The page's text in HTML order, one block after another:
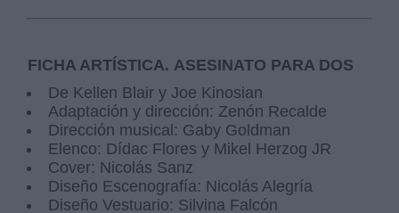
FICHA ARTÍSTICA. ASESINATO PARA DOS
De Kellen Blair y Joe Kinosian
Adaptación y dirección: Zenón Recalde
Dirección musical: Gaby Goldman
Elenco: Dídac Flores y Mikel Herzog JR
Cover: Nicolás Sanz
Diseño Escenografía: Nicolás Alegría
Diseño Vestuario: Silvina Falcón